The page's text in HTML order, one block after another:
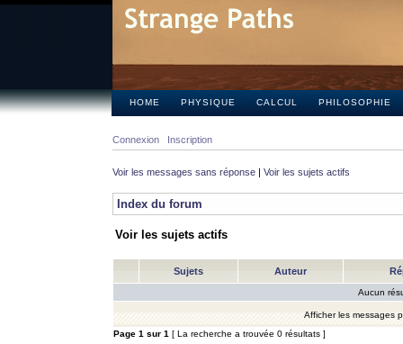
HOME PHYSIQUE CALCUL PHILOSOPHIE
Connexion Inscription
Voir les messages sans réponse | Voir les sujets actifs
Index du forum
Voir les sujets actifs
Sujets Auteur
Aucun
Afficher les messages
Page 1 sur 1 [ La recherche a trouvée 0 résultats ]